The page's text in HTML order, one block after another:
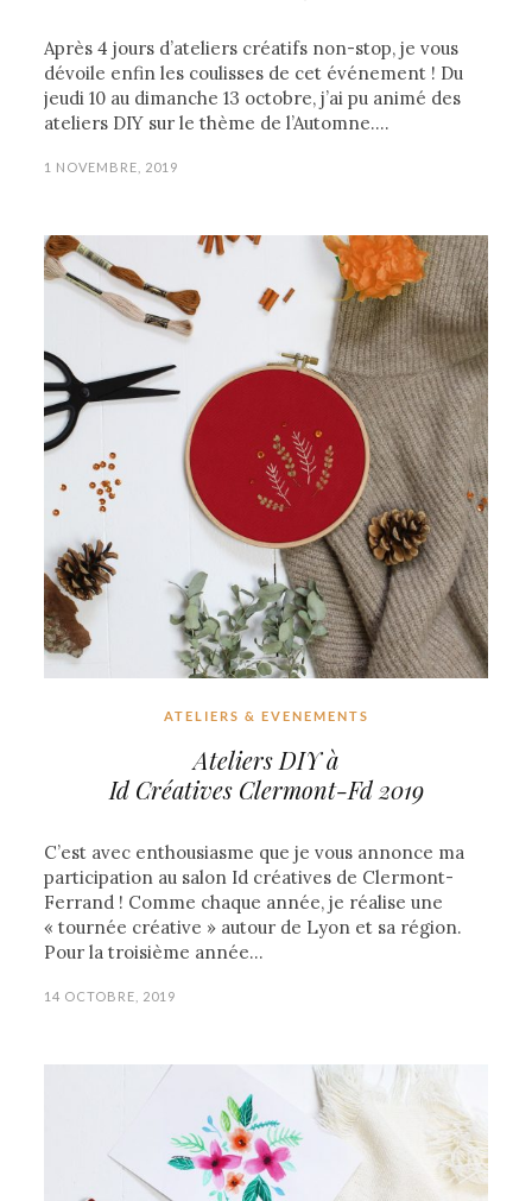
Après 4 jours d’ateliers créatifs non-stop, je vous
dévoile enfin les coulisses de cet événement ! Du
jeudi 10 au dimanche 13 octobre, j’ai pu animé des
ateliers DIY sur le thème de l’Automne.…
1 NOVEMBRE, 2019
ATELIERS & EVENEMENTS
Ateliers DIY à
Id Créatives Clermont-Fd 2019
C’est avec enthousiasme que je vous annonce ma
participation au salon Id créatives de Clermont-
Ferrand ! Comme chaque année, je réalise une
« tournée créative » autour de Lyon et sa région.
Pour la troisième année…
14 OCTOBRE, 2019